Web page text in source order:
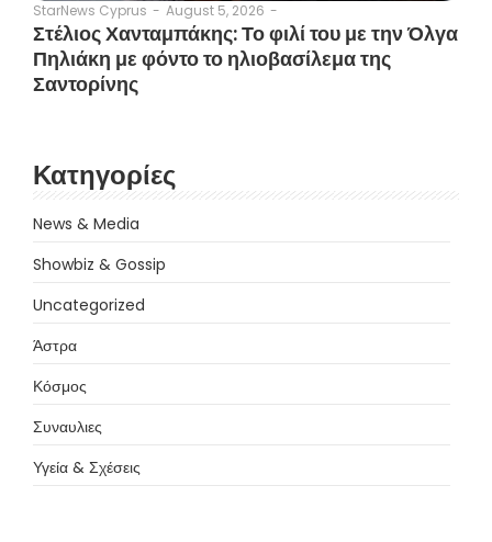
StarNews Cyprus - August 5, 2026 -
Στέλιος Χανταμπάκης: Το φιλί του με την Όλγα
Πηλιάκη με φόντο το ηλιοβασίλεμα της
Σαντορίνης
Κατηγορίες
News & Media
Showbiz & Gossip
Uncategorized
Άστρα
Κόσμος
Συναυλιες
Υγεία & Σχέσεις